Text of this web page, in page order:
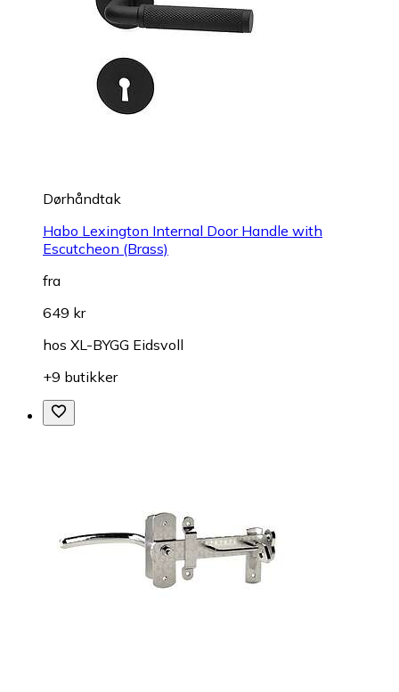
Dørhåndtak
Habo Lexington Internal Door Handle with
Escutcheon (Brass)
fra
649 kr
hos XL-BYGG Eidsvoll
+9 butikker